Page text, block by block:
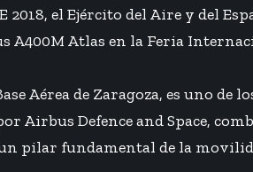
2018, el Ejército del Aire y del
Atlas en la Feria
Aérea de Zaragoza, es uno de
Airbus Defence and Space,
pilar fundamental de la